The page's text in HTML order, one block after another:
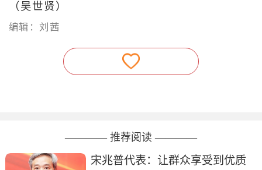
（吴世贤）
编辑：刘茜
———— 推荐阅读 ————
宋兆普代表：让群众享受到优质